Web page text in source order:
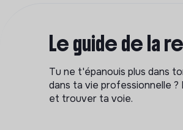
Le guide de la
Tu ne t'épanouis plus dans
dans ta vie professionnelle
et trouver ta voie.